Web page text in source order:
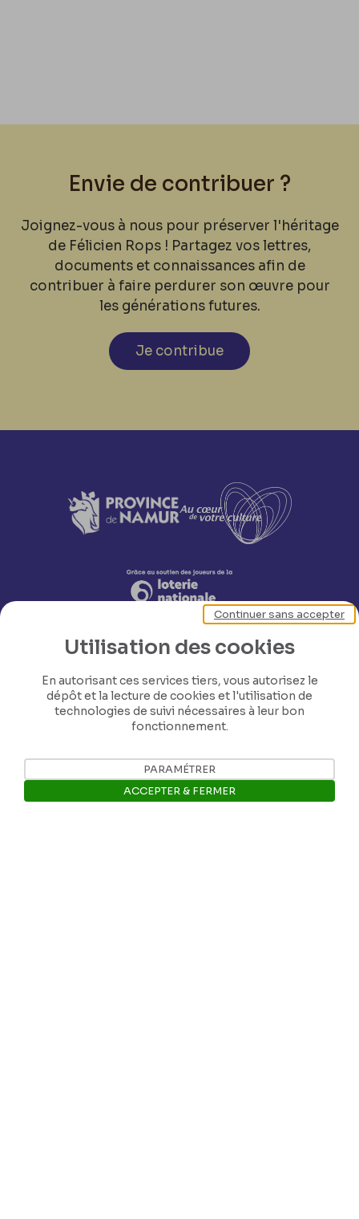
Envie de contribuer ?
Joignez-vous à nous pour préserver l'héritage
de Félicien Rops ! Partagez vos lettres,
documents et connaissances afin de
contribuer à faire perdurer son œuvre pour
les générations futures.
Je contribue
Tél: +32 81 77 67 55
Utilisation des cookies
En autorisant ces services tiers, vous autorisez le
dépôt et la lecture de cookies et l'utilisation de
technologies de suivi nécessaires à leur bon
fonctionnement.
Continuer sans accepter
PARAMÉTRER
ACCEPTER & FERMER